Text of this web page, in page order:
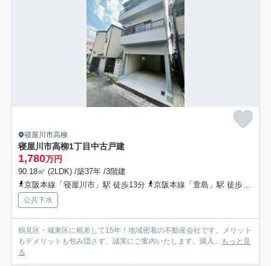
寝屋川市高柳
寝屋川市高柳1丁目中古戸建
1,780万円
90.18㎡ (2LDK) /築37年 /3階建
京阪本線「寝屋川市」駅 徒歩13分
京阪本線「萱島」駅 徒歩29分
公共下水
鶴見区・城東区に根差して15年！地域密着の不動産会社です。メリット
もデメリットも包み隠さず、誠実にご案内いたします。購入... もっと見
る